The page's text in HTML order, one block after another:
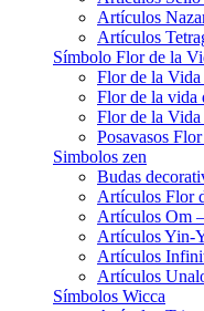
Artículos
Artículos
Símbolo Flor de la
Flor de la Vida
Flor de la vida
Flor de la Vida
Posavasos
Simbolos zen
Budas
Artículos Flor
Artículos Om
Artículos Yin-
Artículos
Artículos
Símbolos Wicca